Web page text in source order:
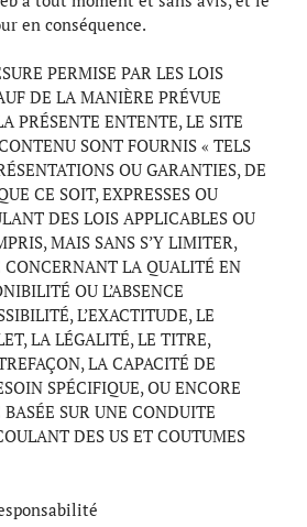
en conséquence.
PERMISE PAR LES LOIS
DE LA MANIÈRE PRÉVUE
PRÉSENTE ENTENTE, LE SITE
SONT FOURNIS « TELS
OU GARANTIES, DE
CE SOIT, EXPRESSES OU
DES LOIS APPLICABLES OU
MAIS SANS S’Y LIMITER,
LA QUALITÉ EN
OU L’ABSENCE
L’EXACTITUDE, LE
LA LÉGALITÉ, LE TITRE,
LA CAPACITÉ DE
SPÉCIFIQUE, OU ENCORE
SUR UNE CONDUITE
DES US ET COUTUMES